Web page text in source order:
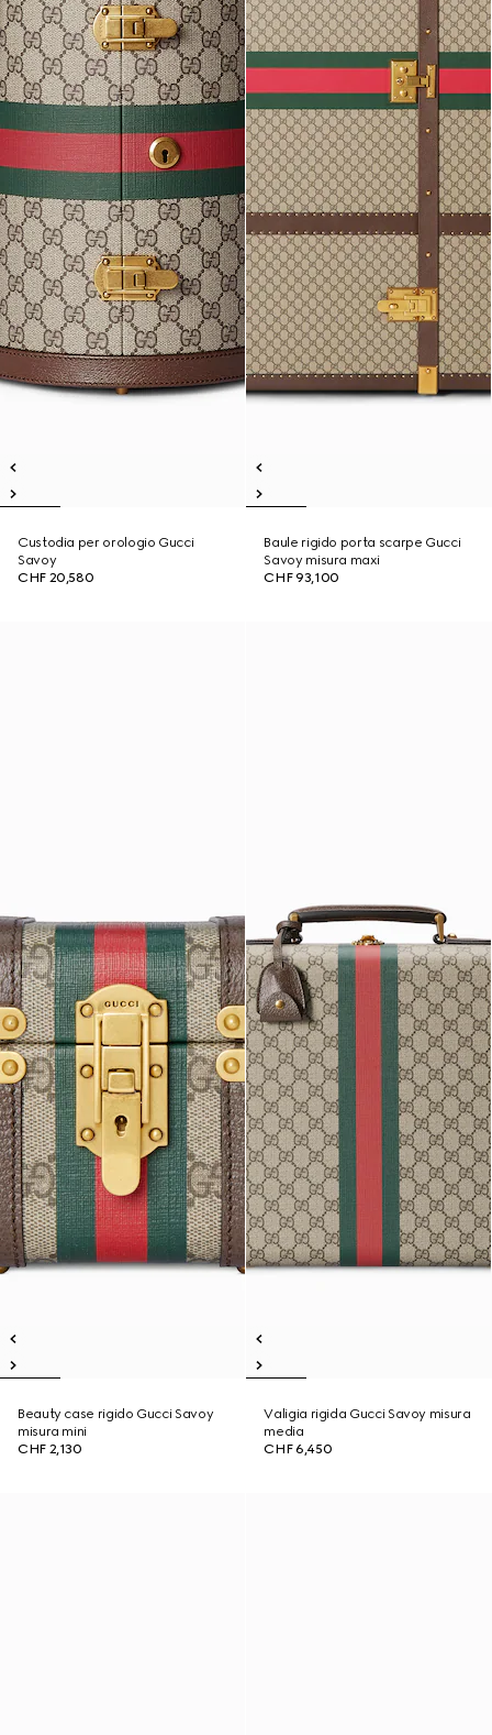
Custodia per orologio Gucci
Savoy
CHF 20,580
Baule rigido porta scarpe Gucci
Savoy misura maxi
CHF 93,100
Beauty case rigido Gucci Savoy
misura mini
CHF 2,130
Valigia rigida Gucci Savoy misura
media
CHF 6,450